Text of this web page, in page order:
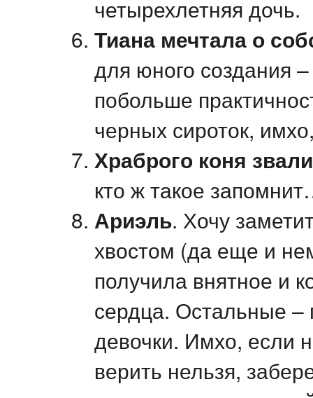
четырехлетняя дочь.
Тиана мечтала о
для юного создания
побольше
черных сироток,
Храброго коня
кто ж такое
Ариэль. Хочу
хвостом (да еще и
получила внятное и
сердца. Остальные –
девочки. Имхо, если
верить нельзя,